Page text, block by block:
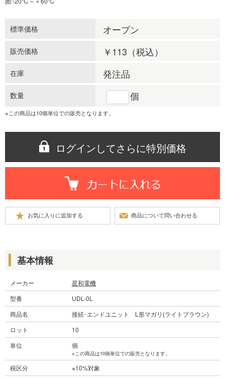
標準価格 オープン
販売価格 ￥113 （税込）
在庫 発注品
数量 個
※この商品は10個単位での販売となります。
ログインしてさらに特別価格
基本情報
メーカー
星和電機
型番
UDL-0L
商品名
接続･エンドユニット L形マガリ(ライトブラウン)
ロット
10
単位
個
※この商品は10個単位での販売となります。
税区分
※10%対象